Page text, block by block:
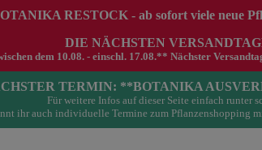
RESTOCK - ab sofort viele neue
DIE NÄCHSTEN
dem 10.08. - einschl. 17.08.** Nächster
TERMIN: **BOTANIKA
Für weitere Infos auf dieser Seite einfach runter
ihr auch individuelle Termine zum Pflanzenshopping